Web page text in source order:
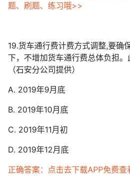
题、刷题、练习哦>>
19.货车通行费计费方式调整,要确
下，不增加货车通行费总体负担
（石安分公司提供）
A. 2019年9月底
B. 2019年10月底
C. 2019年11月初
D. 2019年12月底
正确答案：点击去下载APP免费